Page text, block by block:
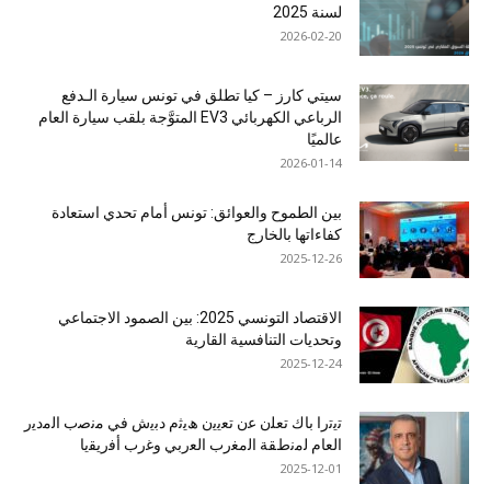
لسنة 2025
2026-02-20
سيتي كارز – كيا تطلق في تونس سيارة الـدفع
الرباعي الكهربائي EV3 المتوَّجة بلقب سيارة العام
عالميًا
2026-01-14
بين الطموح والعوائق: تونس أمام تحدي استعادة
كفاءاتها بالخارج
2025-12-26
الاقتصاد التونسي 2025: بين الصمود الاجتماعي
وتحديات التنافسية القارية
2025-12-24
ﺗﯾﺗرا ﺑﺎك ﺗﻌﻠن ﻋن ﺗﻌﯾﯾن ھﯾﺛم دﺑﯾش ﻓﻲ ﻣﻧﺻب اﻟﻣدﯾر
اﻟﻌﺎم ﻟﻣﻧطﻘﺔ اﻟﻣﻐرب اﻟﻌرﺑﻲ وﻏرب أﻓرﯾﻘﯾﺎ
2025-12-01